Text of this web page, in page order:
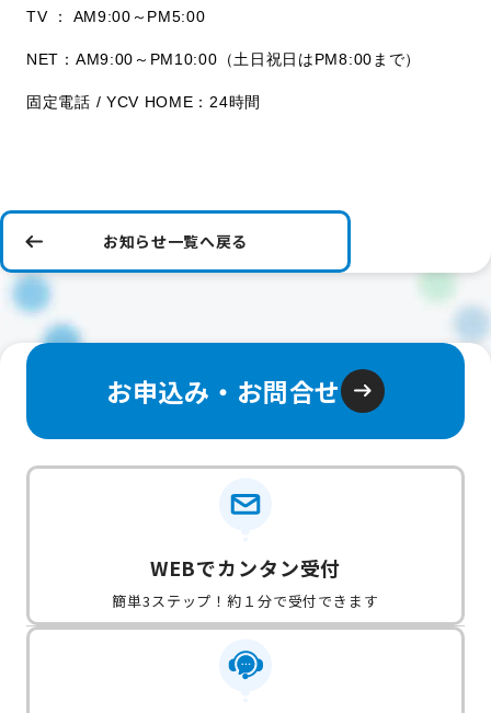
TV ： AM9:00～PM5:00
NET：AM9:00～PM10:00（土日祝日はPM8:00まで）
固定電話 / YCV HOME：24時間
お知らせ一覧へ戻る
お申込み・お問合せ
WEBでカンタン受付
簡単3ステップ！約１分で受付できます